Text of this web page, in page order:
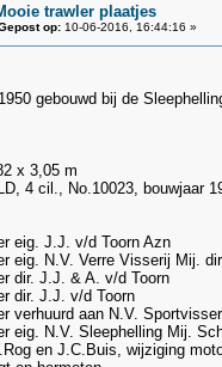
trawler plaatjes
op:10-06-2016, 16:44:16 »
gebouwd bij de
x 3,05 m
4 cil., No.10023, bouwjaar
eig. J.J. v/d Toorn Azn
eig. N.V. Verre Visserij Mij.
dir. J.J. & A. v/d Toorn
dir. J.J. v/d Toorn
verhuurd aan N.V.
eig. N.V. Sleephelling Mij.
en J.C.Buis, wijziging